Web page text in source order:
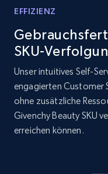
Amazon
Title, Seller name,
price, Currency,
more.
EFFIZIENZ
SKU-
Unser intuitives Self-
engagierten Customer
ohne zusätzliche
Givenchy Beauty SKU
erreichen können.